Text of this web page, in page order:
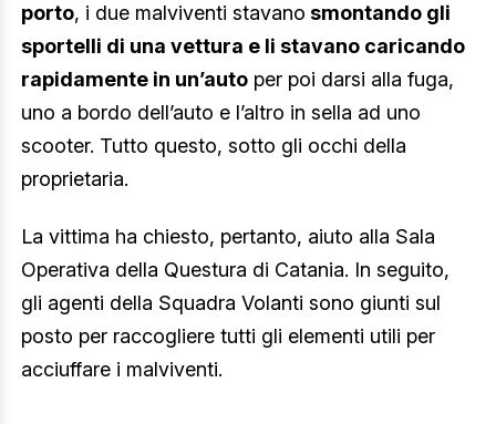
porto, i due malviventi stavano smontando gli
sportelli di una vettura e li stavano caricando
rapidamente in un’auto per poi darsi alla fuga,
uno a bordo dell’auto e l’altro in sella ad uno
scooter. Tutto questo, sotto gli occhi della
proprietaria.
La vittima ha chiesto, pertanto, aiuto alla Sala
Operativa della Questura di Catania. In seguito,
gli agenti della Squadra Volanti sono giunti sul
posto per raccogliere tutti gli elementi utili per
acciuffare i malviventi.